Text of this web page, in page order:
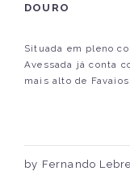
DOURO
Situada em pleno
Avessada já conta
mais alto de Favaios.
by Fernando